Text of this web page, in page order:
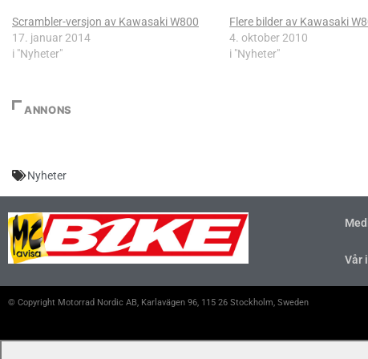
Scrambler-versjon av Kawasaki W800
17. januar 2014
i "Nyheter"
Flere bilder av Kawasaki
4. oktober 2010
i "Nyheter"
ANNONS
Nyheter
Vår
© Copyright Motorrad Nordic AB, Karlavägen 96, 115 26 Stockholm, Sweden